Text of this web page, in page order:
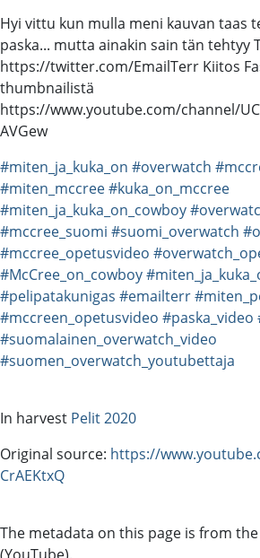
Hyi vittu kun mulla meni kauvan taas
paska... mutta ainakin sain tän tehtyy
https://twitter.com/EmailTerr Kiitos
thumbnailistä
https://www.youtube.com/channel/
AVGew
#miten_ja_kuka_on #overwatch
#miten_mccree#kuka_on_mccree
#miten_ja_kuka_on_cowboy
#mccree_suomi #suomi_overwatch
#mccree_opetusvideo
#McCree_on_cowboy
#pelipatakunigas #emailterr
#mccreen_opetusvideo #paska_video
#suomalainen_overwatch_video
#suomen_overwatch_youtubettaja
In harvest Pelit 2020
Original source: https://
CrAEKtxQ
The metadata on this page is from